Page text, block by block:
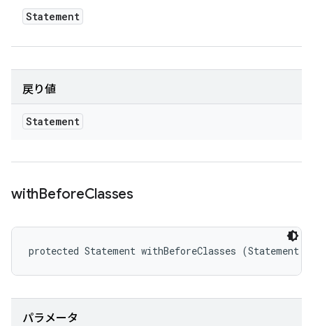
Statement
戻り値
Statement
withBeforeClasses
protected Statement withBeforeClasses (Statement
パラメータ